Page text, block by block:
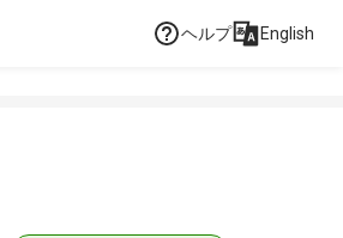
ヘルプ English